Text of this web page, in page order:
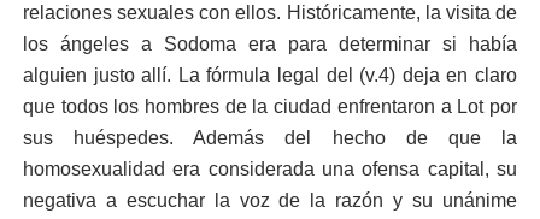
relaciones sexuales con ellos. Históricamente, la visita de
los ángeles a Sodoma era para determinar si había
alguien justo allí. La fórmula legal del (v.4) deja en claro
que todos los hombres de la ciudad enfrentaron a Lot por
sus huéspedes. Además del hecho de que la
homosexualidad era considerada una ofensa capital, su
negativa a escuchar la voz de la razón y su unánime